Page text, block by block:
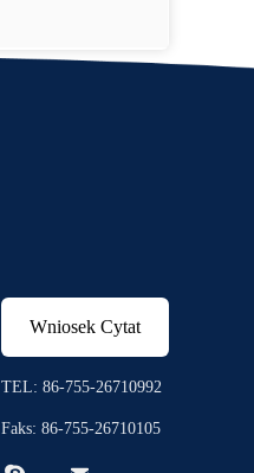
Wniosek Cytat
TEL: 86-755-26710992
Faks: 86-755-26710105